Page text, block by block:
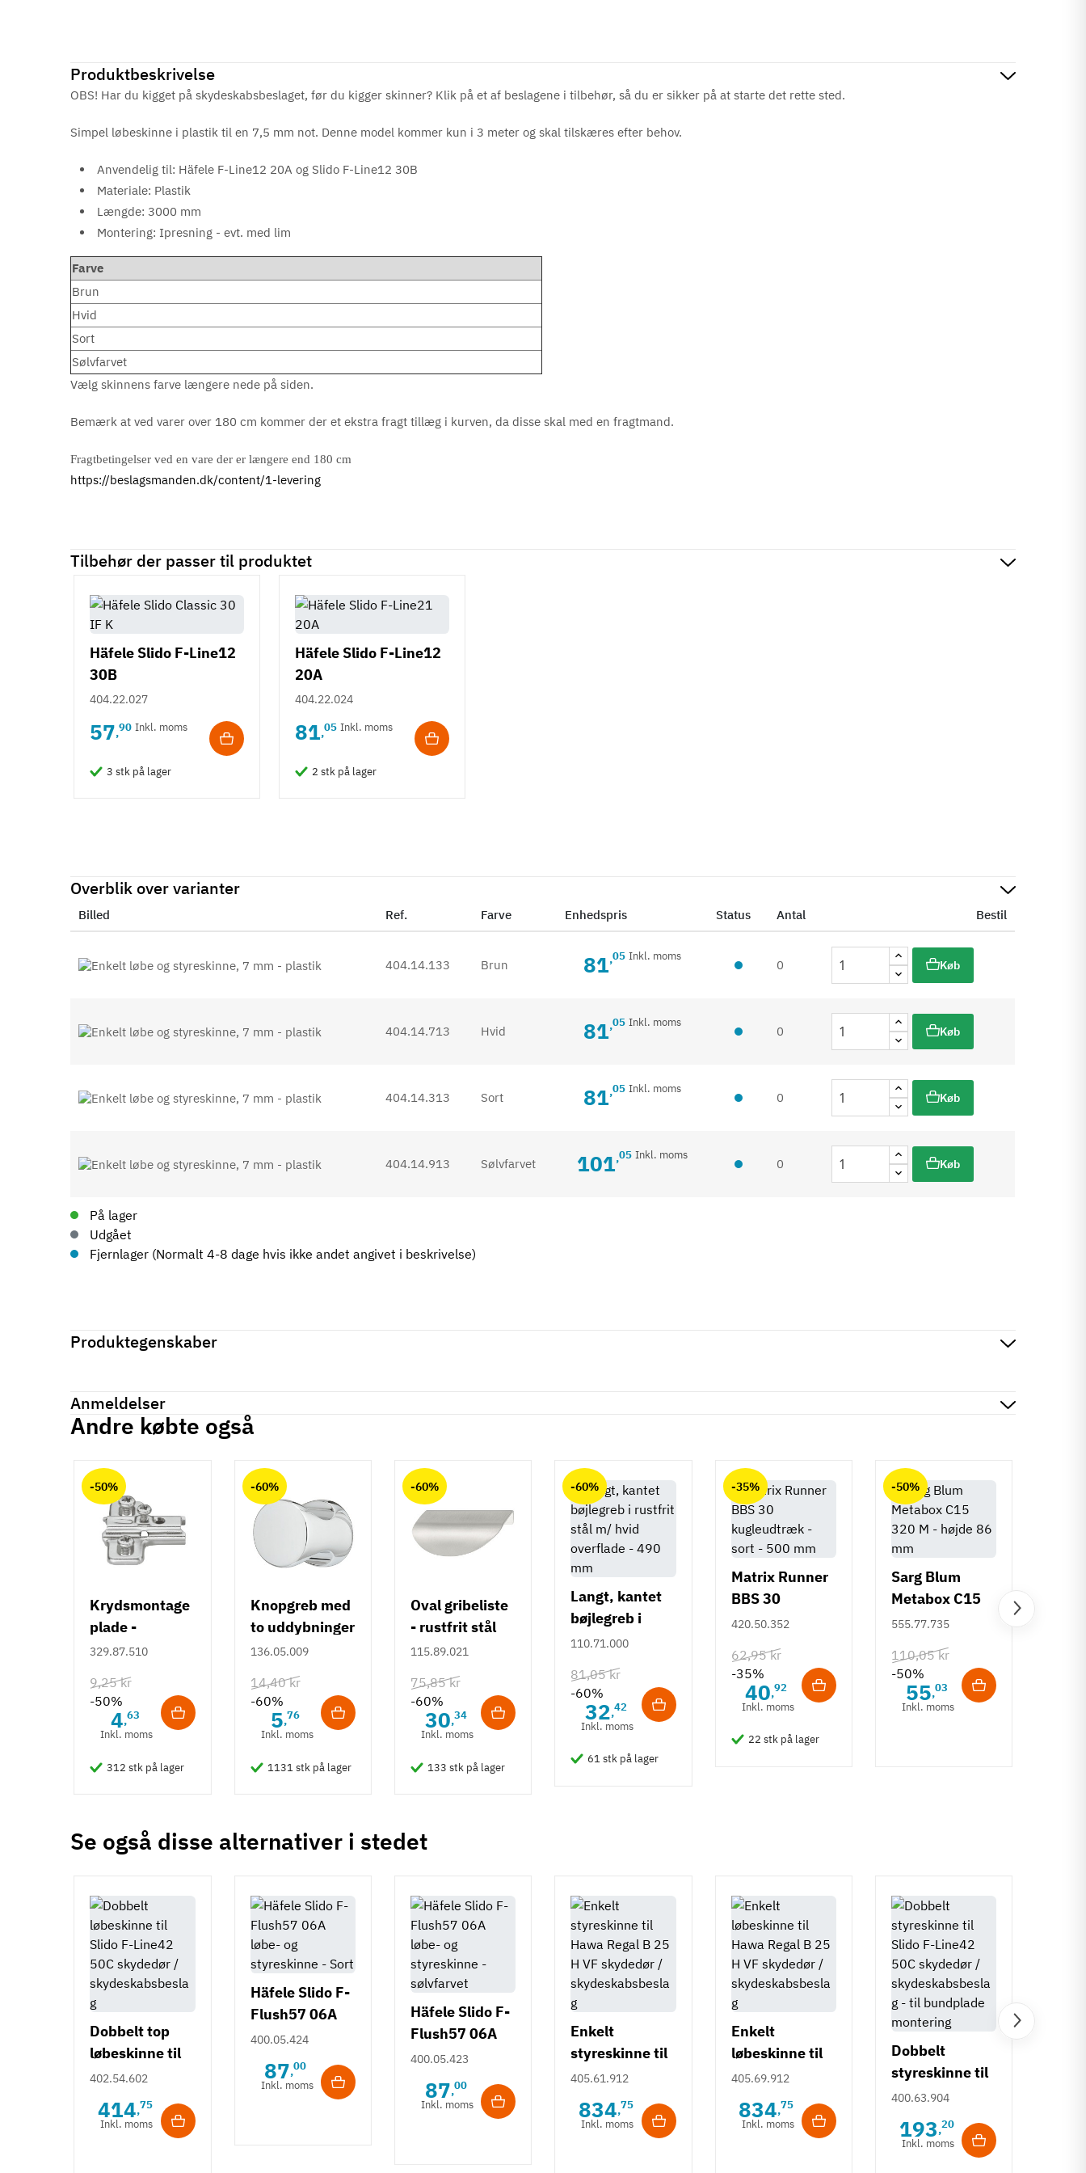
Produktbeskrivelse
OBS! Har du kigget på skydeskabsbeslaget, før du kigger skinner? Klik på et af beslagene i tilbehør, så du er sikker på at starte det rette sted.
Simpel løbeskinne i plastik til en 7,5 mm not. Denne model kommer kun i 3 meter og skal tilskæres efter behov.
Anvendelig til: Häfele F-Line12 20A og Slido F-Line12 30B
Materiale: Plastik
Længde: 3000 mm
Montering: Ipresning - evt. med lim
Farve
Brun
Hvid
Sort
Sølvfarvet
Vælg skinnens farve længere nede på siden.
Bemærk at ved varer over 180 cm kommer der et ekstra fragt tillæg i kurven, da disse skal med en fragtmand.
Fragtbetingelser ved en vare der er længere end 180 cm
https://beslagsmanden.dk/content/1-levering
Tilbehør der passer til produktet
Häfele Slido F-Line12
30B
404.22.027
57,90 Inkl. moms
3 stk på lager
Häfele Slido F-Line12
20A
404.22.024
81,05 Inkl. moms
2 stk på lager
Overblik over varianter
Billed Ref. Farve Enhedspris Status Antal Bestil
404.14.133 Brun 81,05 Inkl. moms
0 Køb
404.14.713 Hvid 81,05 Inkl. moms
0 Køb
404.14.313 Sort 81,05 Inkl. moms
0 Køb
404.14.913 Sølvfarvet 101,05 Inkl. moms
0 Køb
På lager
Udgået
Fjernlager (Normalt 4-8 dage hvis ikke andet angivet i beskrivelse)
Produktegenskaber
Tilstand Ny
Anmeldelser
Andre købte også
-50%
Krydsmontage
plade -
Duomatic SL -
329.87.510
9,25 kr
-50%
4,63
Inkl. moms
312 stk på lager
-60%
Knopgreb med
to uddybninger
- rustfrit stål
136.05.009
14,40 kr
-60%
5,76
Inkl. moms
1131 stk på lager
-60%
Oval gribeliste
- rustfrit stål
115.89.021
75,85 kr
-60%
30,34
Inkl. moms
133 stk på lager
-60%
Langt, kantet
bøjlegreb i
rustfrit stål m/
- 490 mm
110.71.000
81,05 kr
-60%
32,42
Inkl. moms
61 stk på lager
-35%
Matrix Runner
BBS 30
kugleudtræk -
420.50.352
62,95 kr
-35%
40,92
Inkl. moms
22 stk på lager
-50%
Sarg Blum
Metabox C15
320 M - højde
555.77.735
110,05 kr
-50%
55,03
Inkl. moms
Se også disse alternativer i stedet
Dobbelt top
løbeskinne til
Slido F-Line42
402.54.602
414,75
Inkl. moms
Häfele Slido F-
Flush57 06A
løbe- og
styreskinne -
Sort
400.05.424
87,00
Inkl. moms
Häfele Slido F-
Flush57 06A
løbe- og
styreskinne -
sølvfarvet
400.05.423
87,00
Inkl. moms
Enkelt
styreskinne til
Hawa Regal B
25 H VF
405.61.912
834,75
Inkl. moms
Enkelt
løbeskinne til
Hawa Regal B
25 H VF
405.69.912
834,75
Inkl. moms
Dobbelt
styreskinne til
Slido F-Line42
400.63.904
193,20
Inkl. moms